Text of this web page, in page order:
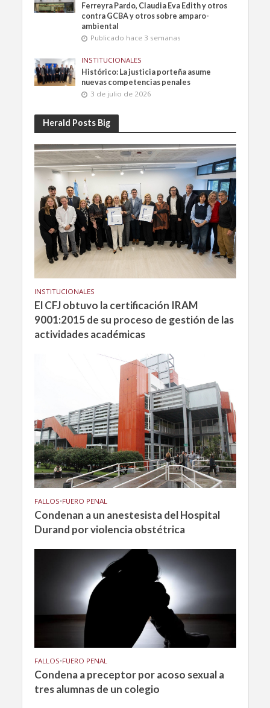
Ferreyra Pardo, Claudia Eva Edith y otros
contra GCBA y otros sobre amparo-
ambiental
Publicado hace 3 semanas
INSTITUCIONALES
Histórico: La justicia porteña asume
nuevas competencias penales
3 de julio de 2026
Herald Posts Big
INSTITUCIONALES
El CFJ obtuvo la certificación IRAM
9001:2015 de su proceso de gestión de las
actividades académicas
FALLOS•FUERO PENAL
Condenan a un anestesista del Hospital
Durand por violencia obstétrica
FALLOS•FUERO PENAL
Condena a preceptor por acoso sexual a
tres alumnas de un colegio